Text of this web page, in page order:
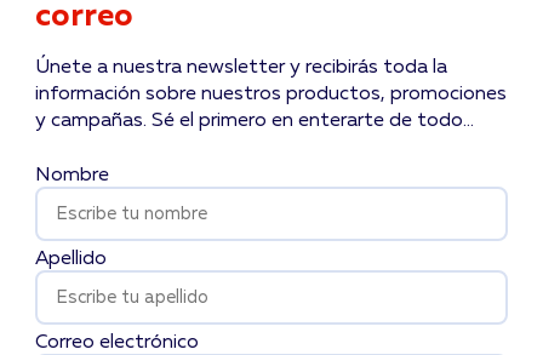
correo
Únete a nuestra newsletter y recibirás toda la
información sobre nuestros productos, promociones
y campañas. Sé el primero en enterarte de todo...
Nombre
Apellido
Correo electrónico